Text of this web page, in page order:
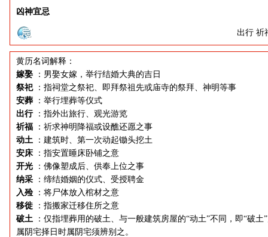
凶神宜忌
出行 祈
黄历名词解释：
嫁娶
：男娶女嫁，举行结婚大典的吉日
祭祀 ：指祠堂之祭祀、即拜祭祖先或庙寺的祭拜、神明等事
安葬
：举行埋葬等仪式
出行 ：指外出旅行、观光游览
祈福
：祈求神明降福或设醮还愿之事
动土
：建筑时、第一次动起锄头挖土
安床
：指安置睡床卧铺之意
开光
：佛像塑成后、供奉上位之事
纳采
：缔结婚姻的仪式、受授聘金
入殓
：将尸体放入棺材之意
移徙
：指搬家迁移住所之意
破土
：仅指埋葬用的破土、与一般建筑房屋的“动土”不同，即“破
属阴宅择日时属阴宅须辨别之。